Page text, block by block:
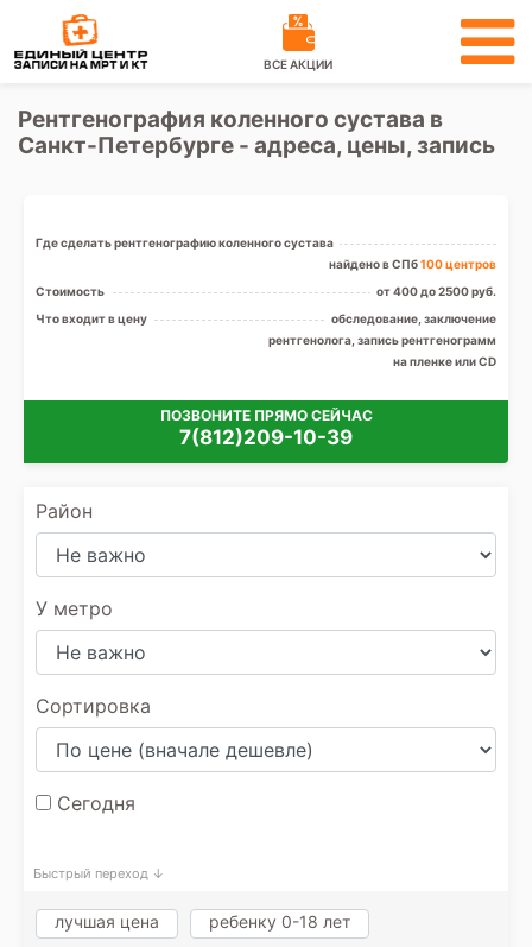
ВСЕ АКЦИИ
Рентгенография коленного сустава в
Санкт-Петербурге - адреса, цены, запись
Где сделать рентгенографию коленного сустава
найдено в СПб100 центров
Стоимость
от 400 до 2500 руб.
Что входит в цену
обследование, заключение
рентгенолога, запись рентгенограмм
на пленке или CD
ПОЗВОНИТЕ ПРЯМО СЕЙЧАС
7(812)209-10-39
Район
У метро
Сортировка
Сегодня
Быстрый переход ↓
лучшая цена ребенку 0-18 лет